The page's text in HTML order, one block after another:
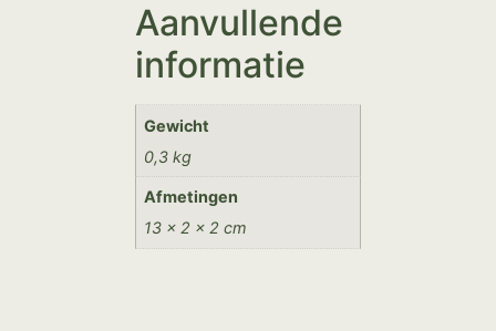
Aanvullende
informatie
Gewicht
0,3 kg
Afmetingen
13 × 2 × 2 cm